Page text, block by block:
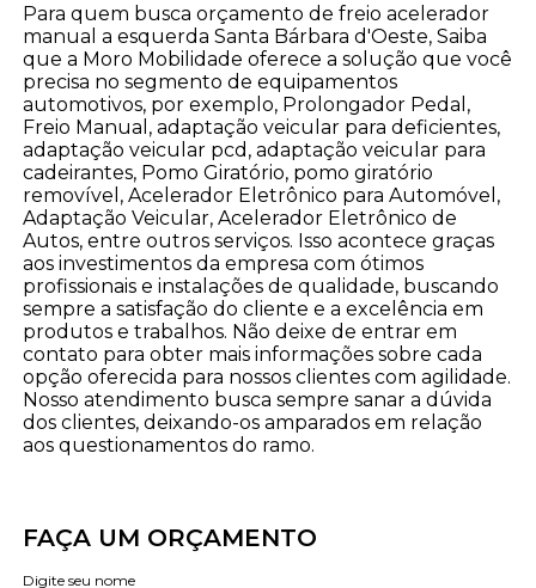
Para quem busca orçamento de freio acelerador
manual a esquerda Santa Bárbara d'Oeste, Saiba
que a Moro Mobilidade oferece a solução que você
precisa no segmento de equipamentos
automotivos, por exemplo, Prolongador Pedal,
Freio Manual, adaptação veicular para deficientes,
adaptação veicular pcd, adaptação veicular para
cadeirantes, Pomo Giratório, pomo giratório
removível, Acelerador Eletrônico para Automóvel,
Adaptação Veicular, Acelerador Eletrônico de
Autos, entre outros serviços. Isso acontece graças
aos investimentos da empresa com ótimos
profissionais e instalações de qualidade, buscando
sempre a satisfação do cliente e a excelência em
produtos e trabalhos. Não deixe de entrar em
contato para obter mais informações sobre cada
opção oferecida para nossos clientes com agilidade.
Nosso atendimento busca sempre sanar a dúvida
dos clientes, deixando-os amparados em relação
aos questionamentos do ramo.
FAÇA UM ORÇAMENTO
Digite seu nome